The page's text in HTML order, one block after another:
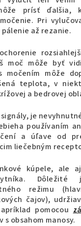
prísť ďalšia,
Pri
až rezanie.
moč môže byť
močením môže
teplota, v
a bedrovej
je
používaním
a úľave od
liečebným
kúpele, ale
Dôležité
režimu
čajov),
pomocou
obsahom manosy.